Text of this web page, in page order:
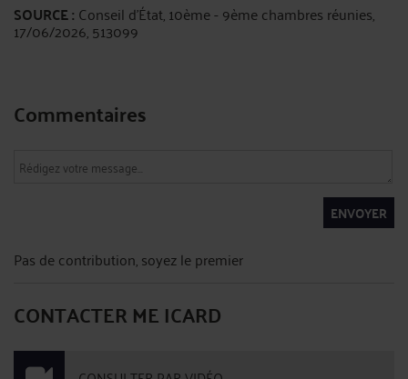
SOURCE : Conseil d'État, 10ème - 9ème chambres réunies,
17/06/2026, 513099
Commentaires
ENVOYER
Pas de contribution, soyez le premier
CONTACTER ME ICARD